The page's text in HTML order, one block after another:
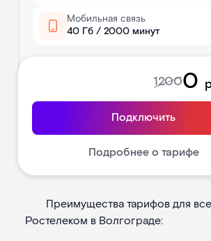
Мобильная связь
40 Гб / 2000 минут
12000
Подключить
Подробнее о тарифе
Преимущества тарифов для
Ростелеком в Волгограде: